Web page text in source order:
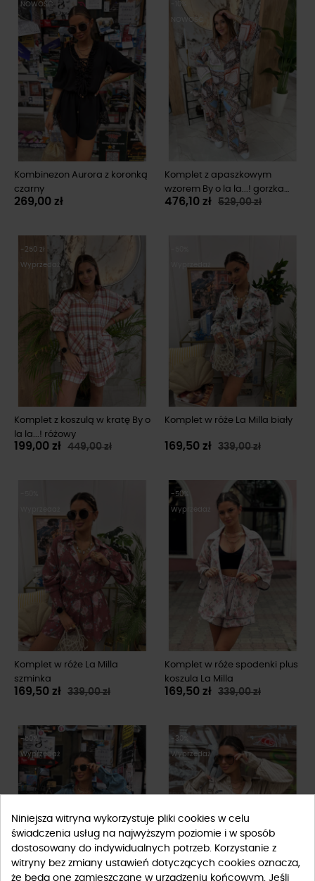
NOWOŚĆ
Kombinezon Aurora z koronką
czarny
269,00 zł
-10%
NOWOŚĆ
Komplet z apaszkowym
wzorem By o la la...! gorzka
czekolada z oliwką
476,10 zł 529,00 zł
-250 zł
Wyprzedaż
Komplet z koszulą w kratę By o
la la...! różowy
199,00 zł 449,00 zł
Komplet w róże La Milla biały
169,50 zł 339,00 zł
Komplet w róże La Milla
szminka
169,50 zł 339,00 zł
-50%
Wyprzedaż
Komplet w róże spodenki plus
koszula La Milla
169,50 zł 339,00 zł
-50%
Wyprzedaż
-30%
Wyprzedaż
Niniejsza witryna wykorzystuje pliki cookies w celu
świadczenia usług na najwyższym poziomie i w sposób
dostosowany do indywidualnych potrzeb. Korzystanie z
witryny bez zmiany ustawień dotyczących cookies oznacza,
że będą one zamieszczane w urządzeniu końcowym. Jeśli